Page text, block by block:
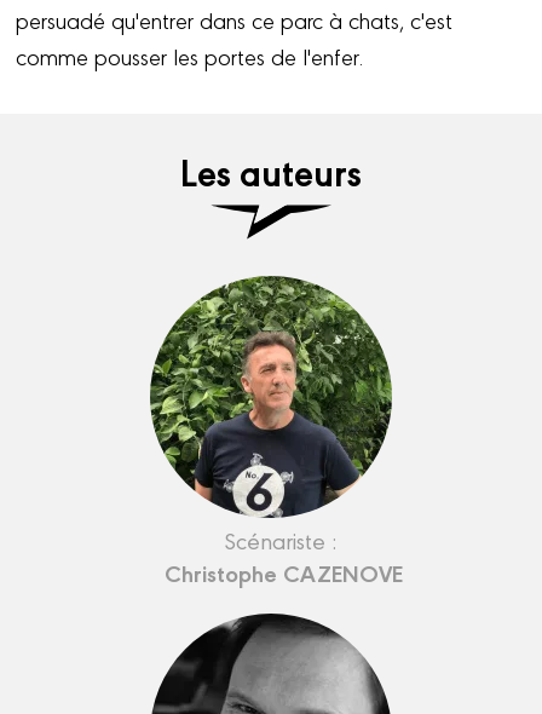
persuadé qu'entrer dans ce parc à chats, c'est
comme pousser les portes de l'enfer.
Les auteurs
Scénariste :
Christophe CAZENOVE